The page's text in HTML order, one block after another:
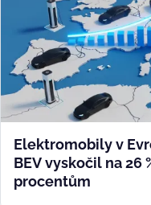
Elektromobily v
BEV vyskočil na 26
procentům